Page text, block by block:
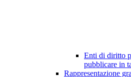
Enti di diritto
pubblicare in
Rappresentazione